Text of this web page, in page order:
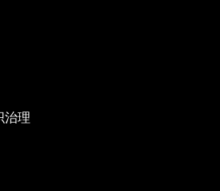
治理